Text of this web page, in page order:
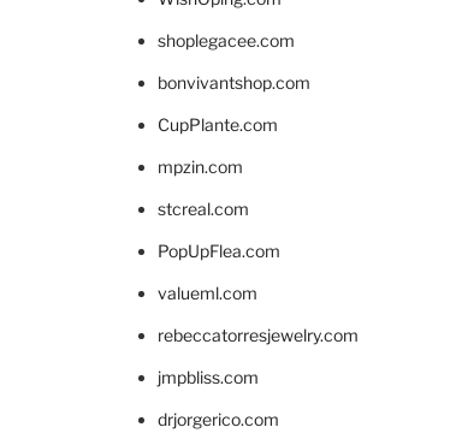
shoplegacee.com
bonvivantshop.com
CupPlante.com
mpzin.com
stcreal.com
PopUpFlea.com
valueml.com
rebeccatorresjewelry.com
jmpbliss.com
drjorgerico.com